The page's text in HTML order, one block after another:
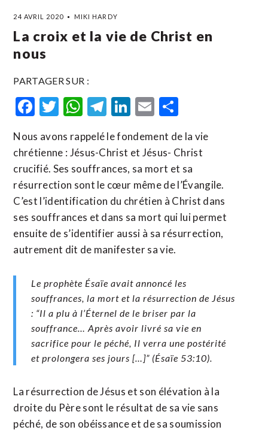
24 AVRIL 2020 MIKI HARDY
La croix et la vie de Christ en
nous
PARTAGER SUR :
Facebook
Twitter
WhatsApp
Telegram
LinkedIn
Email
Nous avons rappelé le fondement de la vie
chrétienne : Jésus-Christ et Jésus- Christ
crucifié. Ses souffrances, sa mort et sa
résurrection sont le cœur même de l’Évangile.
C’est l’identification du chrétien à Christ dans
ses souffrances et dans sa mort qui lui permet
ensuite de s’identifier aussi à sa résurrection,
autrement dit de manifester sa vie.
Le prophète Ésaïe avait annoncé les
souffrances, la mort et la résurrection de Jésus
: “Il a plu à l’Éternel de le briser par la
souffrance… Après avoir livré sa vie en
sacrifice pour le péché, Il verra une postérité
et prolongera ses jours […]” (Ésaïe 53:10).
La résurrection de Jésus et son élévation à la
droite du Père sont le résultat de sa vie sans
péché, de son obéissance et de sa soumission